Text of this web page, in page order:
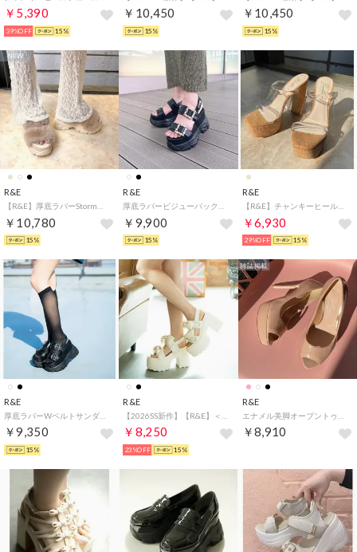
￥5,390
39%OFF 15%
￥10,450
15%
￥10,450
15%
R&E
￥10,780
NEW
15%
R&E
￥9,900
15%
R&E
【R&E】チャンキーヒールクリアサンダル （クリア）
￥6,930
29%OFF 15%
R&E
￥9,350
15%
R&E
￥8,250
23%OFF 15%
R&E
￥8,910
雑誌掲載